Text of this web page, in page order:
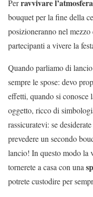
Perravvivare l’atmosfera
bouquet per la fine della
posizioneranno nel
partecipanti a vivere la
Quando parliamo di
sempre le spose: devo
effetti, quando si conosce
oggetto, ricco di
rassicuratevi: se
prevedere un secondo
lancio! In questo modo la
tornerete a casa con una
potrete custodire per